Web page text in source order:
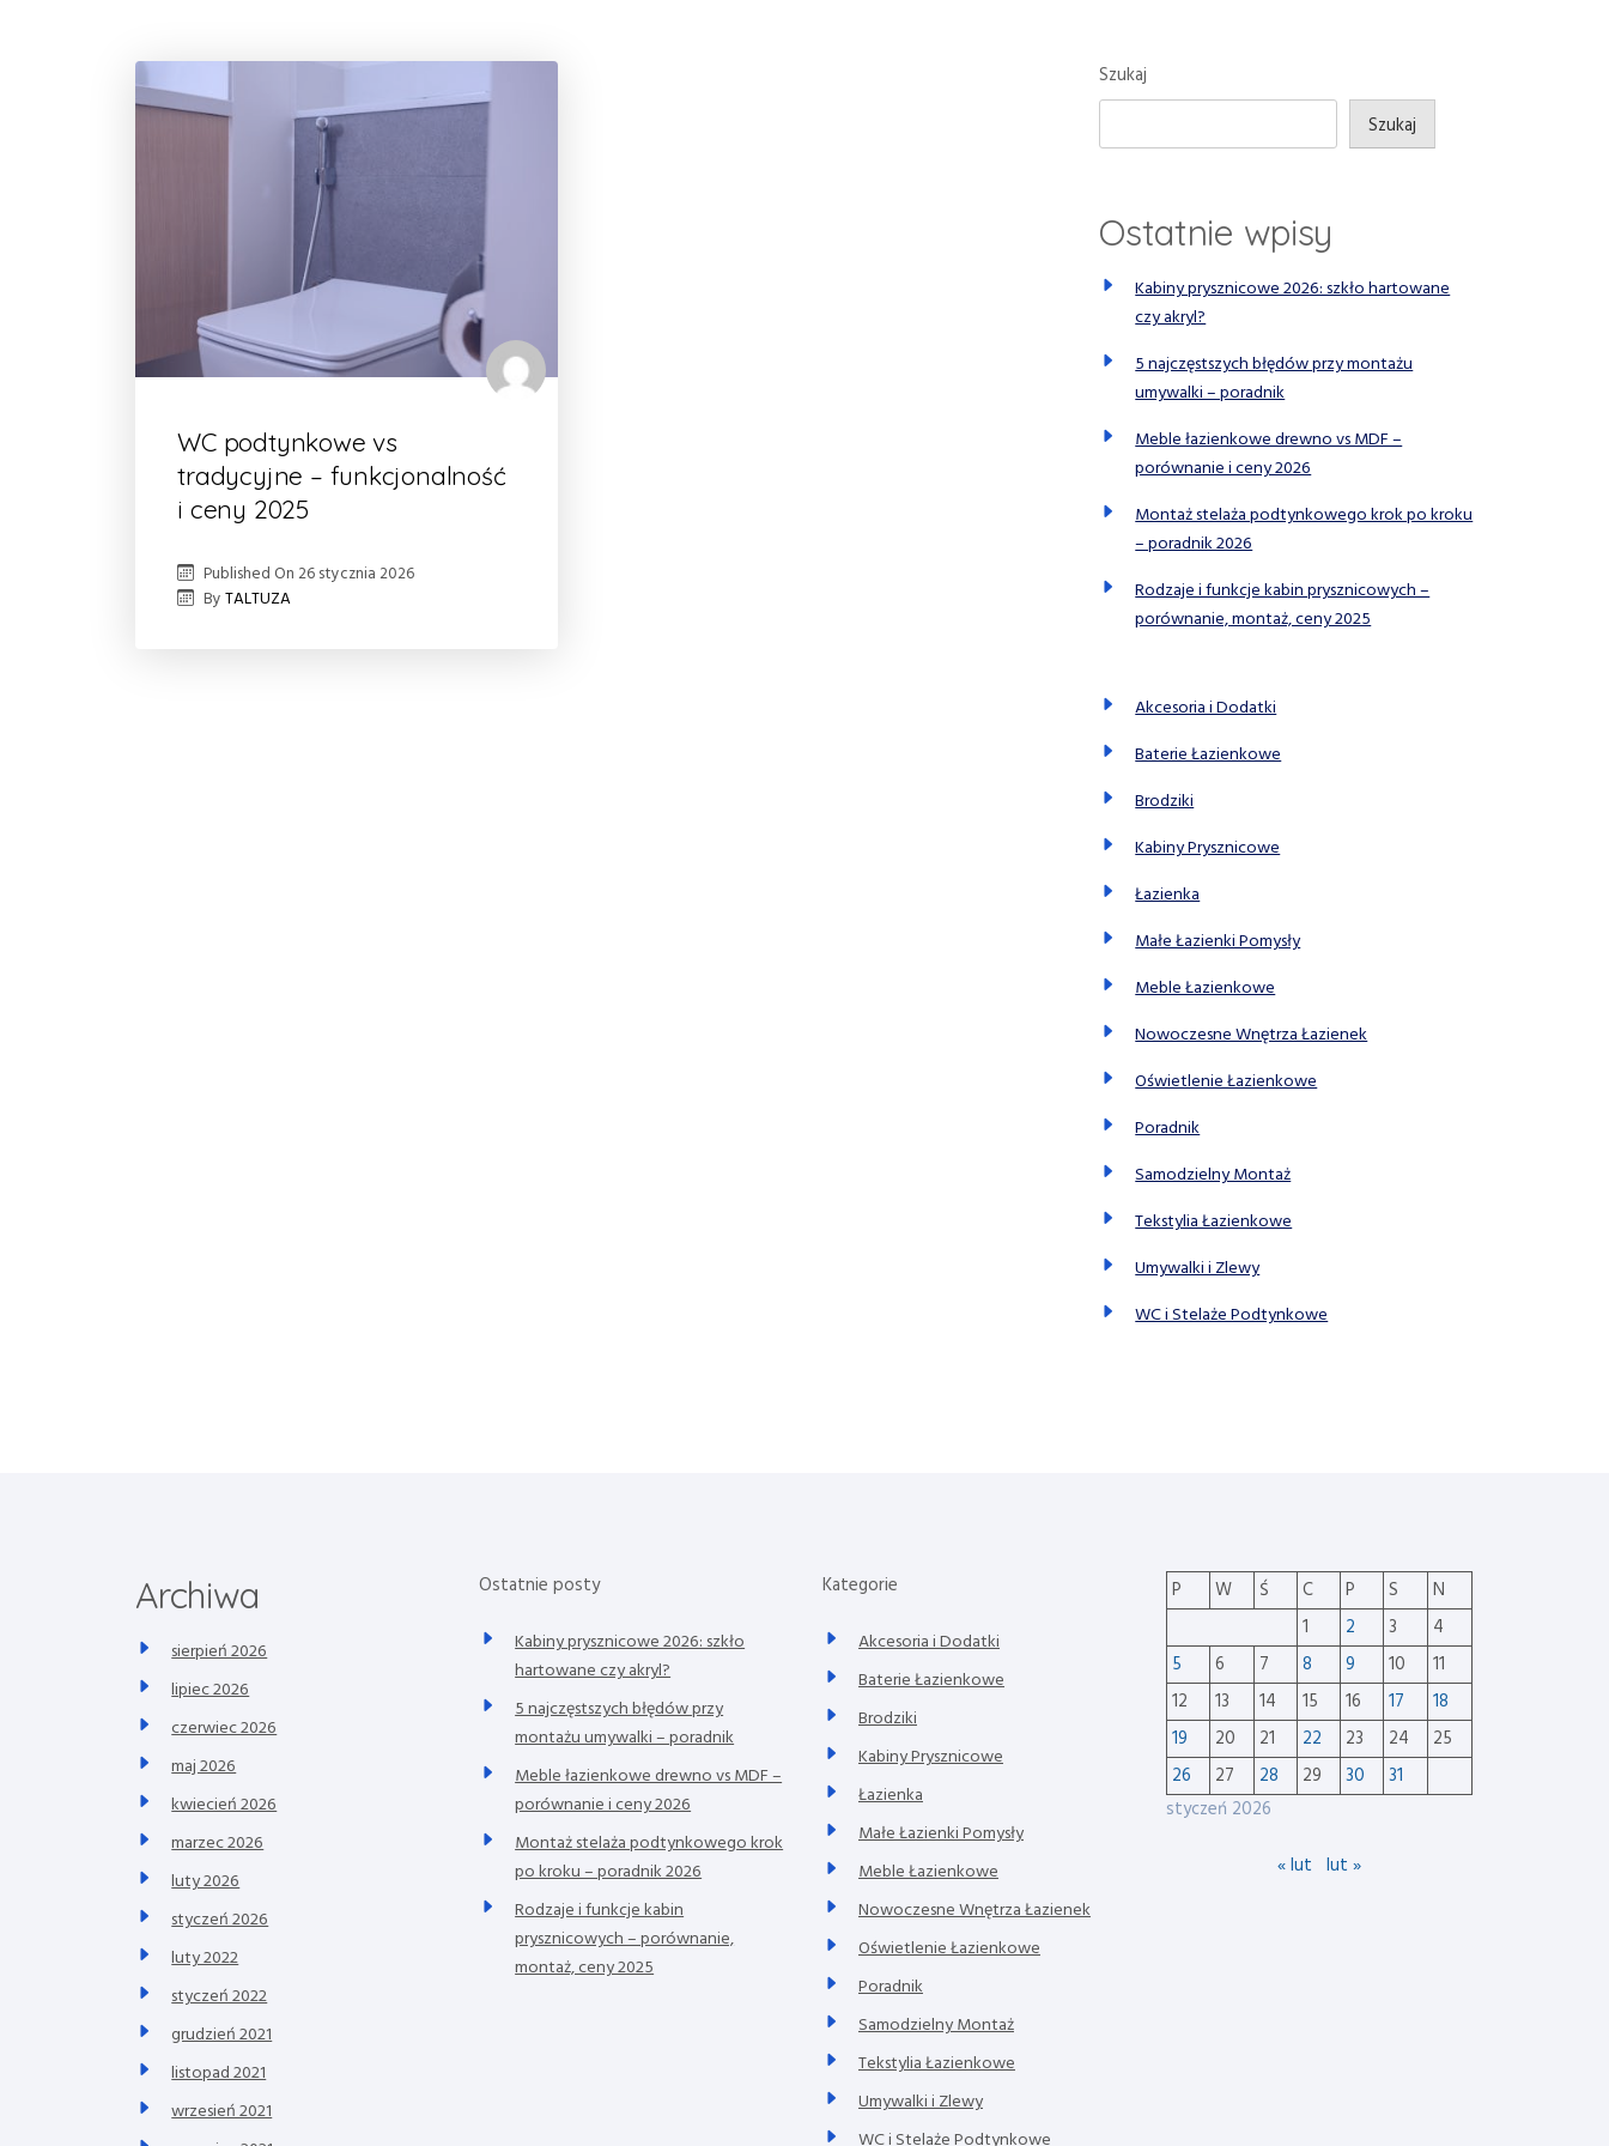
WC podtynkowe vs
tradycyjne – funkcjonalność
i ceny 2025
Published On26 stycznia 2026
ByTALTUZA
Szukaj
Szukaj
Ostatnie wpisy
Kabiny prysznicowe 2026: szkło hartowane
czy akryl?
5 najczęstszych błędów przy montażu
umywalki – poradnik
Meble łazienkowe drewno vs MDF –
porównanie i ceny 2026
Montaż stelaża podtynkowego krok po kroku
– poradnik 2026
Rodzaje i funkcje kabin prysznicowych –
porównanie, montaż, ceny 2025
Akcesoria i Dodatki
Baterie Łazienkowe
Brodziki
Kabiny Prysznicowe
Łazienka
Małe Łazienki Pomysły
Meble Łazienkowe
Nowoczesne Wnętrza Łazienek
Oświetlenie Łazienkowe
Poradnik
Samodzielny Montaż
Tekstylia Łazienkowe
Umywalki i Zlewy
WC i Stelaże Podtynkowe
Archiwa
sierpień 2026
lipiec 2026
czerwiec 2026
maj 2026
kwiecień 2026
marzec 2026
luty 2026
styczeń 2026
luty 2022
styczeń 2022
grudzień 2021
listopad 2021
wrzesień 2021
Ostatnie posty
Kabiny prysznicowe 2026: szkło
hartowane czy akryl?
5 najczęstszych błędów przy
montażu umywalki – poradnik
Meble łazienkowe drewno vs MDF –
porównanie i ceny 2026
Montaż stelaża podtynkowego krok
po kroku – poradnik 2026
Rodzaje i funkcje kabin
prysznicowych – porównanie,
montaż, ceny 2025
Kategorie
Akcesoria i Dodatki
Baterie Łazienkowe
Brodziki
Kabiny Prysznicowe
Łazienka
Małe Łazienki Pomysły
Meble Łazienkowe
Nowoczesne Wnętrza Łazienek
Oświetlenie Łazienkowe
Poradnik
Samodzielny Montaż
Tekstylia Łazienkowe
Umywalki i Zlewy
WC i Stelaże Podtynkowe
styczeń 2026
P W Ś C P S
N
1
2 3
4
5
6 7 8 9 10
11
12
13 14 15 16 17
18
19
20 21 22 23 24
25
26
27 28 29 30 31
« lut lut »